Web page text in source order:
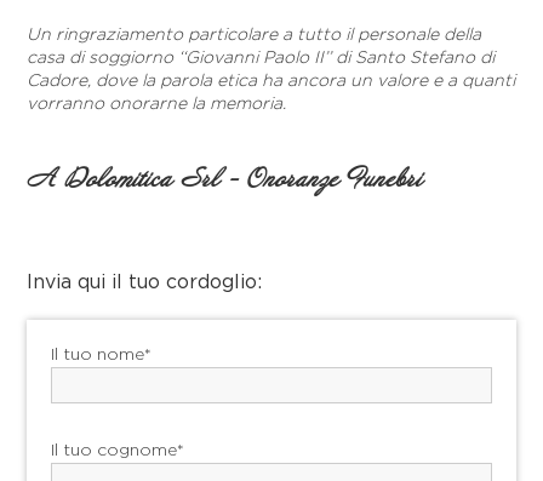
Un ringraziamento particolare a tutto il personale della
casa di soggiorno ‘‘Giovanni Paolo II’’ di Santo Stefano di
Cadore, dove la parola etica ha ancora un valore e a quanti
vorranno onorarne la memoria.
A Dolomitica Srl - Onoranze Funebri
Invia qui il tuo cordoglio:
Il tuo nome*
Il tuo cognome*